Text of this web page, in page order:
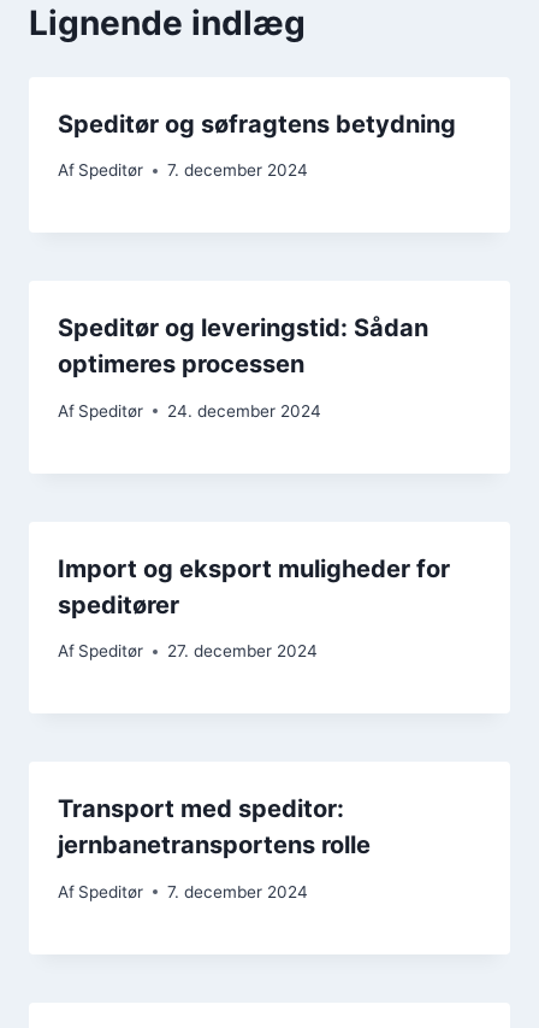
Lignende indlæg
Speditør og søfragtens betydning
Af Speditør 7. december 2024
Speditør og leveringstid: Sådan
optimeres processen
Af Speditør 24. december 2024
Import og eksport muligheder for
speditører
Af Speditør 27. december 2024
Transport med speditor:
jernbanetransportens rolle
Af Speditør 7. december 2024